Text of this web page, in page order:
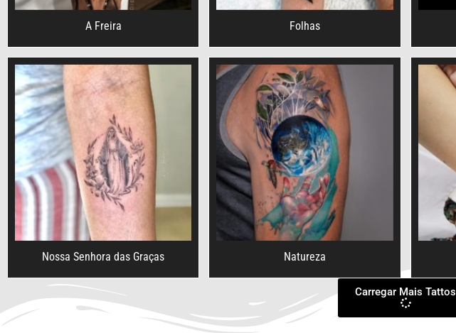
A Freira Folhas
Nossa Senhora das Graças Natureza
Carregar Mais Tattos